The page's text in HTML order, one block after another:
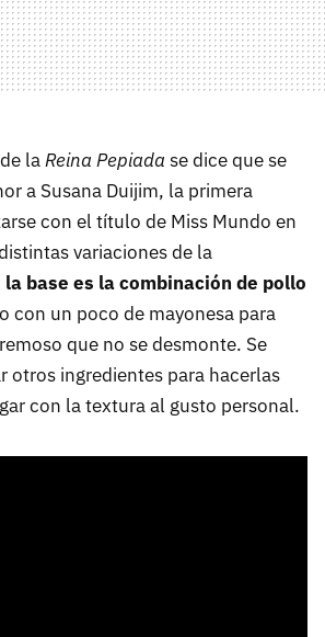
laReina Pepiada se dice que se
a Susana Duijim, la primera
con el título de Miss Mundo en
variaciones de la
la base es la combinación de pollo
con un poco de mayonesa para
que no se desmonte. Se
otros ingredientes para hacerlas
con la textura al gusto personal.